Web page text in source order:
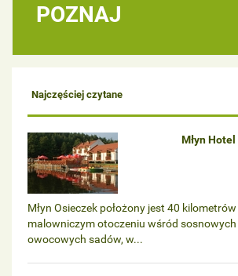
POZNAJ
Najczęściej czytane
Młyn
Młyn Osieczek położony jest 40
malowniczym otoczeniu wśród
owocowych sadów, w...